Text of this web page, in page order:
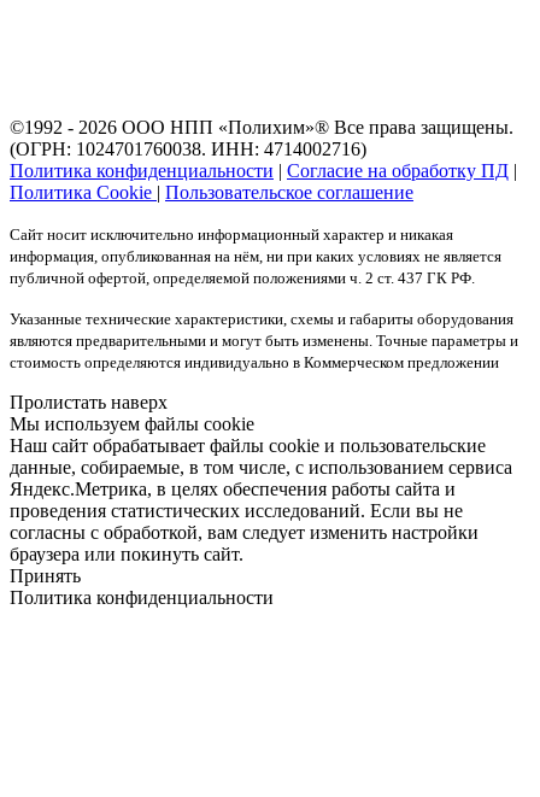
©1992 - 2026 ООО НПП «Полихим»® Все права защищены.
(ОГРН: 1024701760038. ИНН: 4714002716)
Политика конфиденциальности | Согласие на обработку ПД |
Политика Cookie | Пользовательское соглашение
Сайт носит исключительно информационный характер и никакая
информация, опубликованная на нём, ни при каких условиях не является
публичной офертой, определяемой положениями ч. 2 ст. 437 ГК РФ.
Указанные технические характеристики, схемы и габариты оборудования
являются предварительными и могут быть изменены. Точные параметры и
стоимость определяются индивидуально в Коммерческом предложении
Пролистать наверх
Мы используем файлы cookie
Наш сайт обрабатывает файлы cookie и пользовательские
данные, собираемые, в том числе, с использованием сервиса
Яндекс.Метрика, в целях обеспечения работы сайта и
проведения статистических исследований. Если вы не
согласны с обработкой, вам следует изменить настройки
браузера или покинуть сайт.
Принять
Политика конфиденциальности